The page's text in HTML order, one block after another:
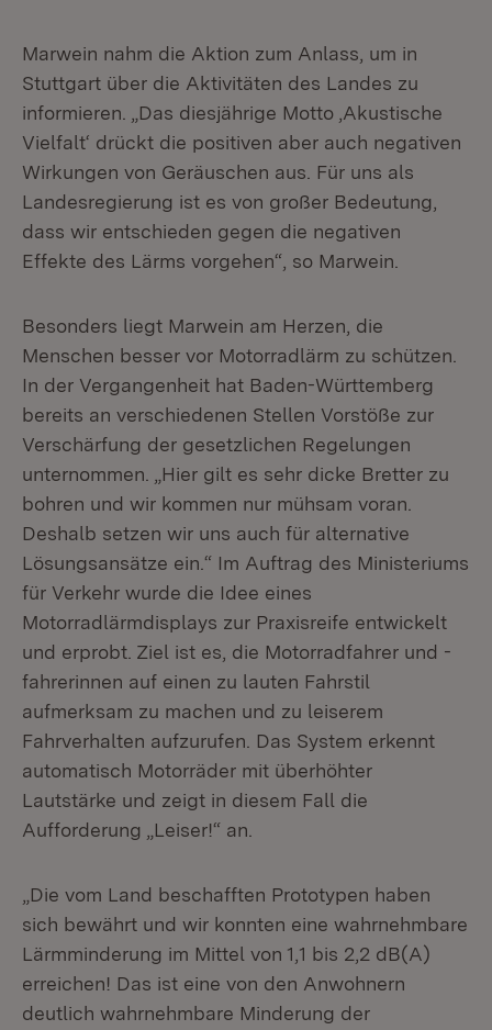
Marwein nahm die Aktion zum Anlass, um in
Stuttgart über die Aktivitäten des Landes zu
informieren. „Das diesjährige Motto ‚Akustische
Vielfalt‘ drückt die positiven aber auch negativen
Wirkungen von Geräuschen aus. Für uns als
Landesregierung ist es von großer Bedeutung,
dass wir entschieden gegen die negativen
Effekte des Lärms vorgehen“, so Marwein.
Besonders liegt Marwein am Herzen, die
Menschen besser vor Motorradlärm zu schützen.
In der Vergangenheit hat Baden-Württemberg
bereits an verschiedenen Stellen Vorstöße zur
Verschärfung der gesetzlichen Regelungen
unternommen. „Hier gilt es sehr dicke Bretter zu
bohren und wir kommen nur mühsam voran.
Deshalb setzen wir uns auch für alternative
Lösungsansätze ein.“ Im Auftrag des Ministeriums
für Verkehr wurde die Idee eines
Motorradlärmdisplays zur Praxisreife entwickelt
und erprobt. Ziel ist es, die Motorradfahrer und -
fahrerinnen auf einen zu lauten Fahrstil
aufmerksam zu machen und zu leiserem
Fahrverhalten aufzurufen. Das System erkennt
automatisch Motorräder mit überhöhter
Lautstärke und zeigt in diesem Fall die
Aufforderung „Leiser!“ an.
„Die vom Land beschafften Prototypen haben
sich bewährt und wir konnten eine wahrnehmbare
Lärmminderung im Mittel von 1,1 bis 2,2 dB(A)
erreichen! Das ist eine von den Anwohnern
deutlich wahrnehmbare Minderung der